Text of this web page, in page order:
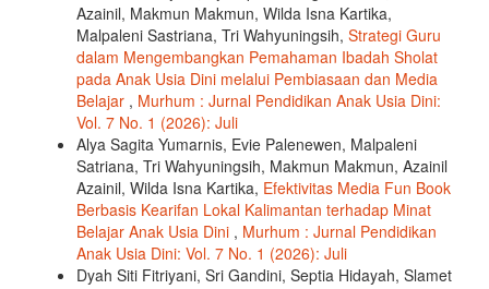
Azainil, Makmun Makmun, Wilda Isna Kartika,
Malpaleni Sastriana, Tri Wahyuningsih, Strategi Guru
dalam Mengembangkan Pemahaman Ibadah Sholat
pada Anak Usia Dini melalui Pembiasaan dan Media
Belajar , Murhum : Jurnal Pendidikan Anak Usia Dini:
Vol. 7 No. 1 (2026): Juli
Alya Sagita Yumarnis, Evie Palenewen, Malpaleni
Satriana, Tri Wahyuningsih, Makmun Makmun, Azainil
Azainil, Wilda Isna Kartika, Efektivitas Media Fun Book
Berbasis Kearifan Lokal Kalimantan terhadap Minat
Belajar Anak Usia Dini , Murhum : Jurnal Pendidikan
Anak Usia Dini: Vol. 7 No. 1 (2026): Juli
Dyah Siti Fitriyani, Sri Gandini, Septia Hidayah, Slamet